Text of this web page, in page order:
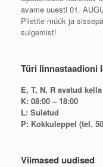
avame uuesti 01.
Piletite müük ja
sulgemist!
Türi linnastaadioni
E, T, N, R avatud
K: 08:00 – 18:00
L: Suletud
P: Kokkuleppel (tel.
Viimased uudised